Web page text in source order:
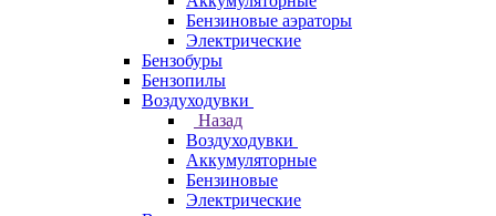
Бензиновые аэраторы
Электрические
Бензобуры
Бензопилы
Воздуходувки
Назад
Воздуходувки
Аккумуляторные
Бензиновые
Электрические